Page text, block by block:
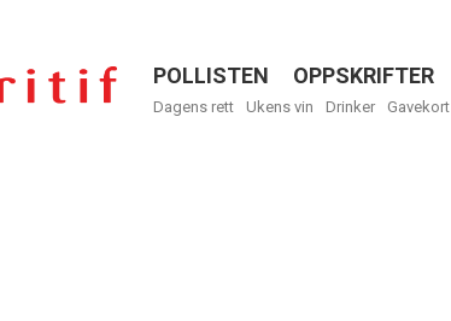
Menu
POLLISTEN OPPSKRIFTER
Dagens rett Ukens vin Drinker Gavekort